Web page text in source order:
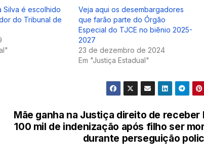
Silva é escolhido
do Tribunal de
Veja aqui os desembargadores
que farão parte do Órgão
Especial do TJCE no biênio 2025-
2027
23 de dezembro de 2024
Em "Justiça Estadual"
Mãe ganha na Justiça direito de receber
100 mil de indenização após filho ser
durante perseguição